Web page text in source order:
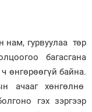
нам, гурвуулаа төр
багасгана
өнгөрөөгүй байна.
ачааг хөнгөлнө
гэх зэргээр